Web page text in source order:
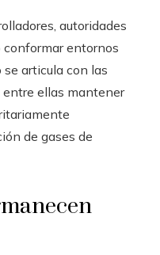
autoridades
entornos
articula con las
ellas mantener
de gases de